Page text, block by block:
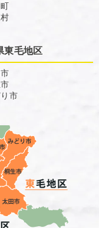
東毛地区
り市